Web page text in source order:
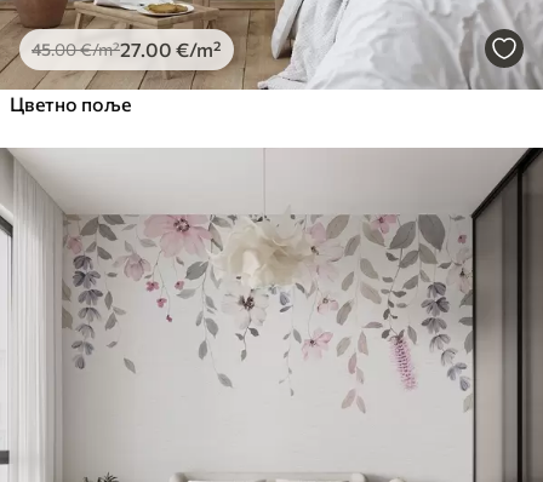
45.00€/m²27 .00 €/m²
Цветно поље